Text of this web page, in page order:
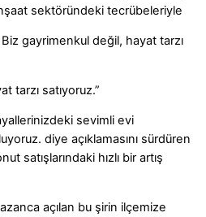
sektöründeki tecrübeleriyle
gayrimenkul değil, hayat tarzı
tarzı satıyoruz.”
sevimli evi
diye açıklamasını sürdüren
satışlarındaki hızlı bir artış
açılan bu şirin ilçemize